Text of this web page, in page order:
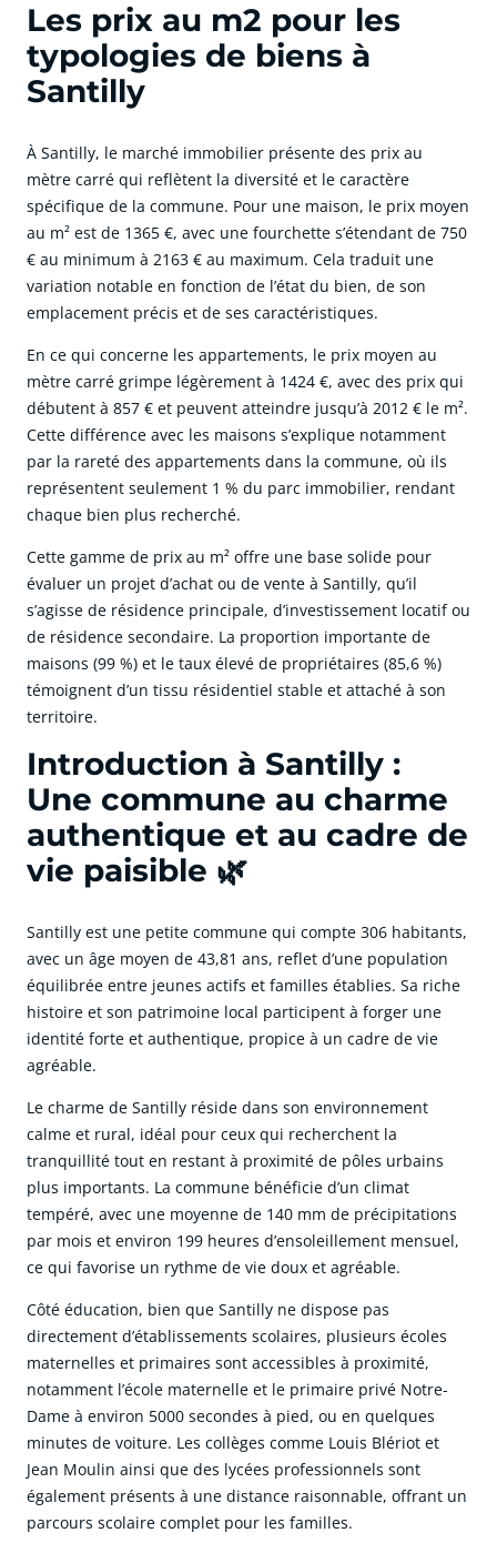
Les prix au m2 pour les
typologies de biens à
Santilly
À Santilly, le marché immobilier présente des prix au
mètre carré qui reflètent la diversité et le caractère
spécifique de la commune. Pour une maison, le prix moyen
au m² est de 1365 €, avec une fourchette s’étendant de 750
€ au minimum à 2163 € au maximum. Cela traduit une
variation notable en fonction de l’état du bien, de son
emplacement précis et de ses caractéristiques.
En ce qui concerne les appartements, le prix moyen au
mètre carré grimpe légèrement à 1424 €, avec des prix qui
débutent à 857 € et peuvent atteindre jusqu’à 2012 € le m².
Cette différence avec les maisons s’explique notamment
par la rareté des appartements dans la commune, où ils
représentent seulement 1 % du parc immobilier, rendant
chaque bien plus recherché.
Cette gamme de prix au m² offre une base solide pour
évaluer un projet d’achat ou de vente à Santilly, qu’il
s’agisse de résidence principale, d’investissement locatif ou
de résidence secondaire. La proportion importante de
maisons (99 %) et le taux élevé de propriétaires (85,6 %)
témoignent d’un tissu résidentiel stable et attaché à son
territoire.
Introduction à Santilly :
Une commune au charme
authentique et au cadre de
vie paisible 🌿
Santilly est une petite commune qui compte 306 habitants,
avec un âge moyen de 43,81 ans, reflet d’une population
équilibrée entre jeunes actifs et familles établies. Sa riche
histoire et son patrimoine local participent à forger une
identité forte et authentique, propice à un cadre de vie
agréable.
Le charme de Santilly réside dans son environnement
calme et rural, idéal pour ceux qui recherchent la
tranquillité tout en restant à proximité de pôles urbains
plus importants. La commune bénéficie d’un climat
tempéré, avec une moyenne de 140 mm de précipitations
par mois et environ 199 heures d’ensoleillement mensuel,
ce qui favorise un rythme de vie doux et agréable.
Côté éducation, bien que Santilly ne dispose pas
directement d’établissements scolaires, plusieurs écoles
maternelles et primaires sont accessibles à proximité,
notamment l’école maternelle et le primaire privé Notre-
Dame à environ 5000 secondes à pied, ou en quelques
minutes de voiture. Les collèges comme Louis Blériot et
Jean Moulin ainsi que des lycées professionnels sont
également présents à une distance raisonnable, offrant un
parcours scolaire complet pour les familles.